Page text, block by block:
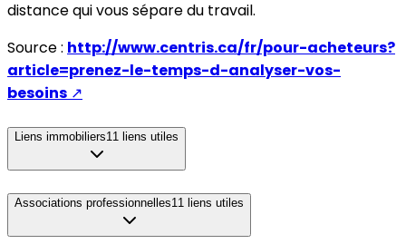
distance qui vous sépare du travail.
Source : http://www.centris.ca/fr/pour-acheteurs?
article=prenez-le-temps-d-analyser-vos-
besoins ↗
Liens immobiliers11 liens utiles
Associations professionnelles11 liens utiles